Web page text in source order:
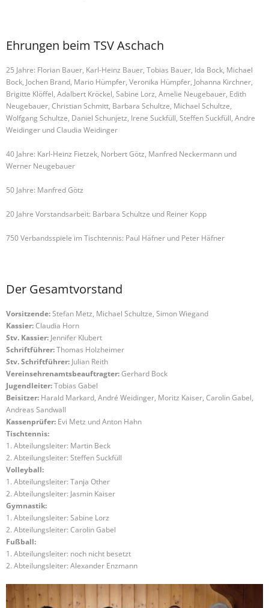
Ehrungen beim TSV Aschach
25 Jahre: Florian Bauer, Karl-Heinz Bauer, Tobias Bauer, Ida Bock, Michael
Bock, Jochen Brand, Mario Hümpfer, Veronika Hümpfer, Johanna Kirchner,
Brigitte Klöffel, Adalbert Kröckel, Sabine Lorz, Amelie Neugebauer, Edith
Neugebauer, Christian Schmitt, Barbara Schultze, Michael Schultze,
Wolfgang Schultze, Daniel Schunjetz, Irene Suckfüll, Steffen Suckfüll, Andre
Weidinger und Claudia Weidinger
40 Jahre: Karl-Heinz Fietzek, Norbert Götz, Manfred Neckermann und
Werner Neugebauer
50 Jahre: Manfred Götz
20 Jahre Vorstandsarbeit: Barbara Schultze und Reiner Kopp
750 Verbandsspiele im Tischtennis: Paul Häfner und Peter Häfner
Der Gesamtvorstand
Vorsitzende:Stefan Metz, Michael Schultze, Simon Wiegand
Kassier:Claudia Horn
Stv. Kassier: Jennifer Klubert
Schriftführer:Thomas Holzheimer
Stv. Schriftführer: Julian Reith
Vereinsehrenamtsbeauftragter:Gerhard Bock
Jugendleiter:Tobias Gabel
Beisitzer: Harald Markard, André Weidinger, Moritz Kaiser, Carolin Gabel,
Andreas Sandwall
Kassenprüfer: Evi Metz und Anton Hahn
Tischtennis:
1. Abteilungsleiter: Martin Beck
2. Abteilungsleiter: Steffen Suckfüll
Volleyball:
1. Abteilungsleiter: Tanja Other
2. Abteilungsleiter: Jasmin Kaiser
Gymnastik:
1. Abteilungsleiter: Sabine Lorz
2. Abteilungsleiter: Carolin Gabel
Fußball:
1. Abteilungsleiter: noch nicht besetzt
2. Abteilungsleiter: Alexander Enzmann